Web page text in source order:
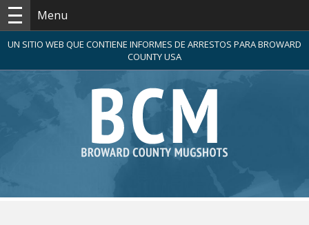
Menu
UN SITIO WEB QUE CONTIENE INFORMES DE ARRESTOS PARA BROWARD
COUNTY USA